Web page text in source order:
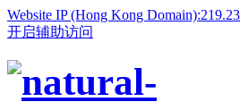
Website IP (Hong Kong
开启辅助访问